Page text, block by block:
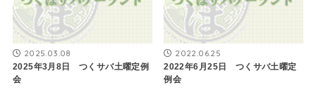
2025.03.08
2025年3月8日 つくサバ土曜定例
会
2022.06.25
2022年6月25日 つくサバ土曜定
例会